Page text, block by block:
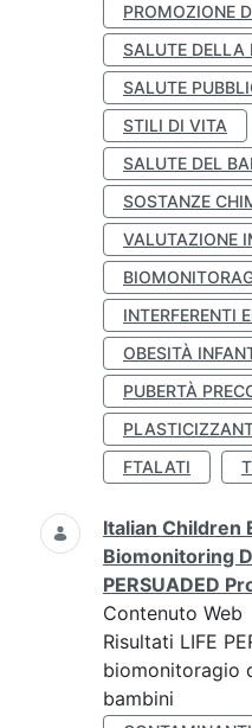
PROMOZIONE
SALUTE DELLA
SALUTE
STILI DI VITA
SALUTE DEL
SOSTANZE
VALUTAZIONE
INTERFERENTI
OBESITÀ
PUBERTÀ
FTALATI
Italian Children
Biomonitoring
PERSUADED
Contenuto Web
Risultati LIFE
biomonitoragio
bambini